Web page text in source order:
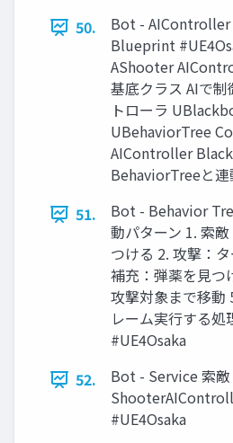
50.
Bot - AIController
Blueprint
AShooter
基底クラス AIで
トローラ
UBehaviorTree
AIController
BehaviorTreeと
51.
Bot - Behavior
動パターン 1. 索
つける 2. 攻撃：
補充：弾薬を見つ
攻撃対象まで移動
レーム実行する処
#UE4Osaka
52.
Bot - Service 索
#UE4Osaka